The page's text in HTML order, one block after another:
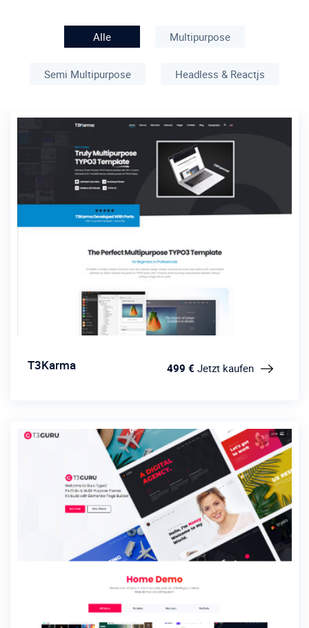
Alle Multipurpose
Semi Multipurpose Headless & Reactjs
T3Karma 499 € Jetzt kaufen